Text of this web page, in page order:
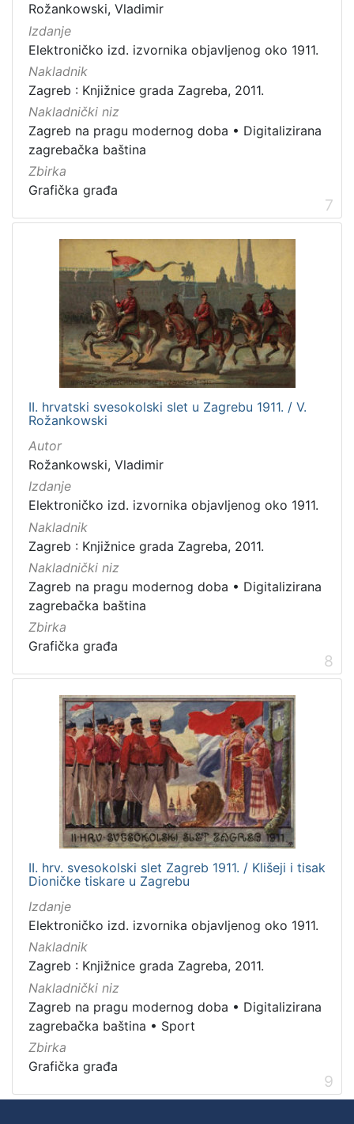
Rožankowski, Vladimir
Izdanje
Elektroničko izd. izvornika objavljenog oko 1911.
Nakladnik
Zagreb : Knjižnice grada Zagreba, 2011.
Nakladnički niz
Zagreb na pragu modernog doba • Digitalizirana
zagrebačka baština
Zbirka
Grafička građa
7
II. hrvatski svesokolski slet u Zagrebu 1911. / V.
Rožankowski
Autor
Rožankowski, Vladimir
Izdanje
Elektroničko izd. izvornika objavljenog oko 1911.
Nakladnik
Zagreb : Knjižnice grada Zagreba, 2011.
Nakladnički niz
Zagreb na pragu modernog doba • Digitalizirana
zagrebačka baština
Zbirka
Grafička građa
8
II. hrv. svesokolski slet Zagreb 1911. / Klišeji i tisak
Dioničke tiskare u Zagrebu
Izdanje
Elektroničko izd. izvornika objavljenog oko 1911.
Nakladnik
Zagreb : Knjižnice grada Zagreba, 2011.
Nakladnički niz
Zagreb na pragu modernog doba • Digitalizirana
zagrebačka baština • Sport
Zbirka
Grafička građa
9